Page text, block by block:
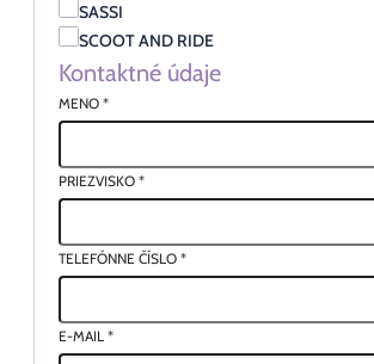
SASSI
SCOOT AND RIDE
Kontaktné údaje
MENO *
PRIEZVISKO *
TELEFÓNNE ČÍSLO *
E-MAIL *